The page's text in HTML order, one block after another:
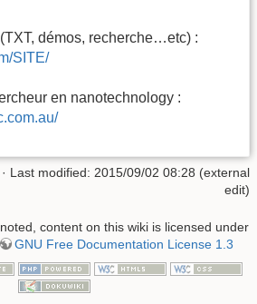
démos, recherche…etc) :
SITE/
en nanotechnology :
· Last modified: 2015/09/02 08:28 (external
edit)
content on this wiki is licensed under
GNU Free Documentation License 1.3